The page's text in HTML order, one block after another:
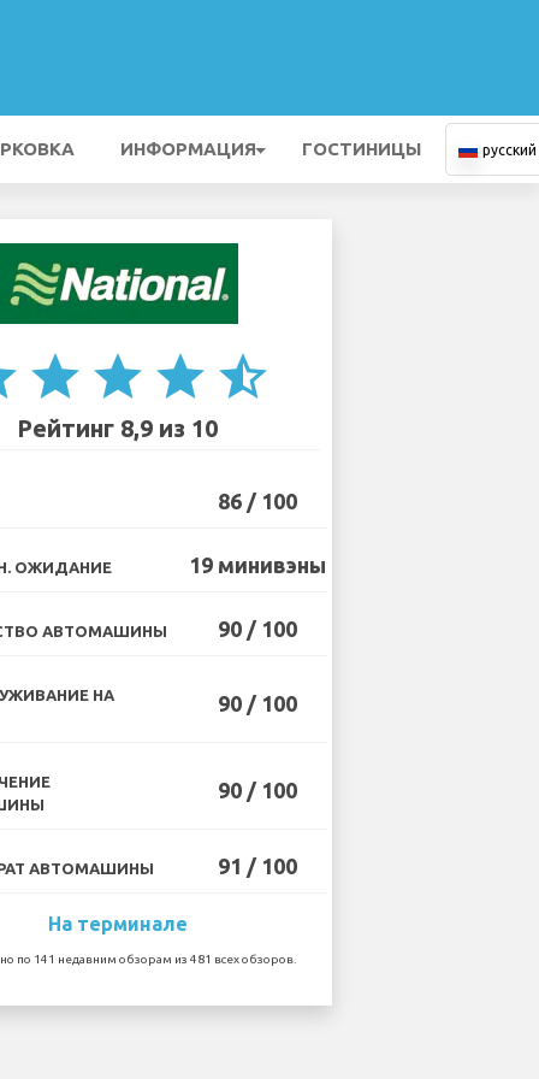
ИНФОРМАЦИЯ ГОСТИНИЦЫ русский
star star star star_half
Рейтинг 8,9 из 10
86 / 100
ОЖИДАНИЕ 19 минивэны
АВТОМАШИНЫ 90 / 100
НА
90 / 100
90 / 100
АВТОМАШИНЫ 91 / 100
На терминале
по 141 недавним обзорам из 481 всех обзоров.